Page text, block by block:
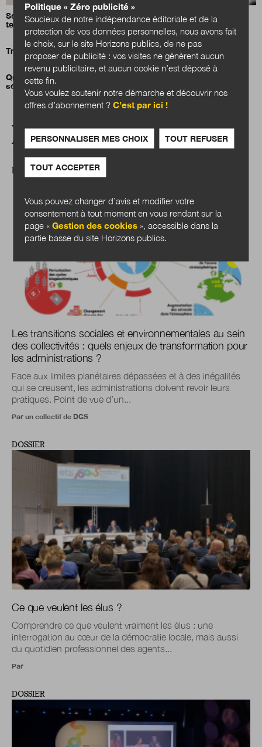
Solenne Lepingle : «Les difficultés de recrutement dans la
territoriale sont structurelles»
Travail transfrontalier : la grande ruée vers l’étranger
Quand des communes ferment la porte aux résidences
secondaires
A LIRE AUSSI
DOSSIER
Les transitions sociales et environnementales au sein
des collectivités : quels enjeux de transformation pour
les administrations ?
Face aux limites planétaires dépassées et à des inégalités
qui se creusent, les administrations doivent revoir leurs
pratiques. Point de vue d’un...
Par un collectif de DGS
DOSSIER
Ce que veulent les élus ?
Comprendre ce que veulent vraiment les élus : une
interrogation au cœur de la démocratie locale, mais aussi
du quotidien professionnel des agents...
Par
DOSSIER
Politique « Zéro publicité »
Soucieux de notre indépendance éditoriale et de la
protection de vos données personnelles, nous avons fait
le choix, sur le site Horizons publics, de ne pas
proposer de publicité : vos visites ne génèrent aucun
revenu publicitaire, et aucun cookie n’est déposé à
cette fin.
Vous voulez soutenir notre démarche et découvrir nos
offres d’abonnement ?C’est par ici !
PERSONNALISER MES CHOIX TOUT REFUSER
TOUT ACCEPTER
Vous pouvez changer d’avis et modifier votre
consentement à tout moment en vous rendant sur la
page «Gestion des cookies », accessible dans la
partie basse du site Horizons publics.